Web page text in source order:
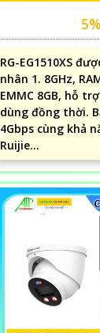
RG-EG1510XS
nhân 1. 8GHz,
EMMC 8GB, hỗ
dùng đồng thời.
4Gbps cùng khả
Ruijie...